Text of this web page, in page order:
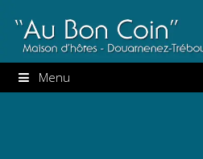
au
contenu
Menu